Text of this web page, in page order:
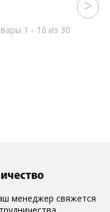
1 - 16 из 30
менеджер свяжется